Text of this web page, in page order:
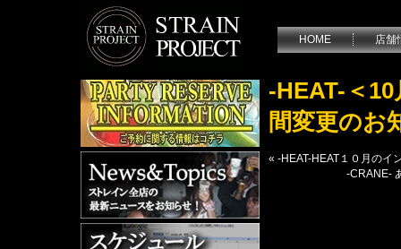
HOME 店舗
-HEAT-＜
間変更のお
« -HEAT-HEAT１０月の
-CRANE-